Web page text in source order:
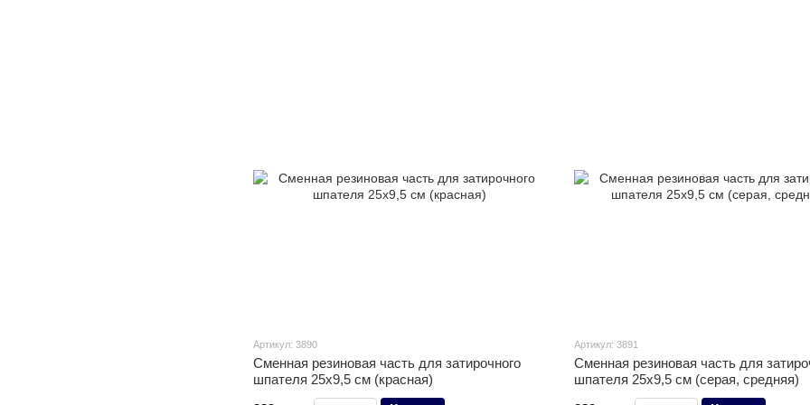
Артикул: 3890
Сменная резиновая часть для затирочного
шпателя 25х9,5 см (красная)
Артикул: 3891
Сменная резиновая часть для
шпателя 25х9,5 см (серая, средняя)